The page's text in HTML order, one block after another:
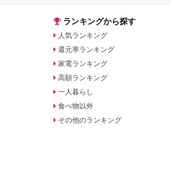
ランキングから探す
人気ランキング
還元率ランキング
家電ランキング
高額ランキング
一人暮らし
食べ物以外
その他のランキング